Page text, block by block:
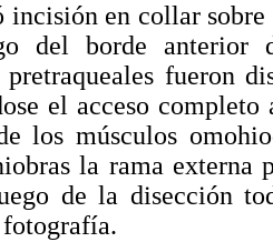
incisión en collar
del borde anterior
pretraqueales fueron
el acceso
los músculos
la rama
de la disección